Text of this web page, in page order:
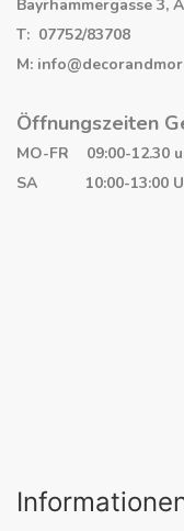
Bayrhammergasse 3,
T: 07752/83708
M:
Öffnungszeiten
MO-FR 09:00-12.30
SA 10:00-13:00